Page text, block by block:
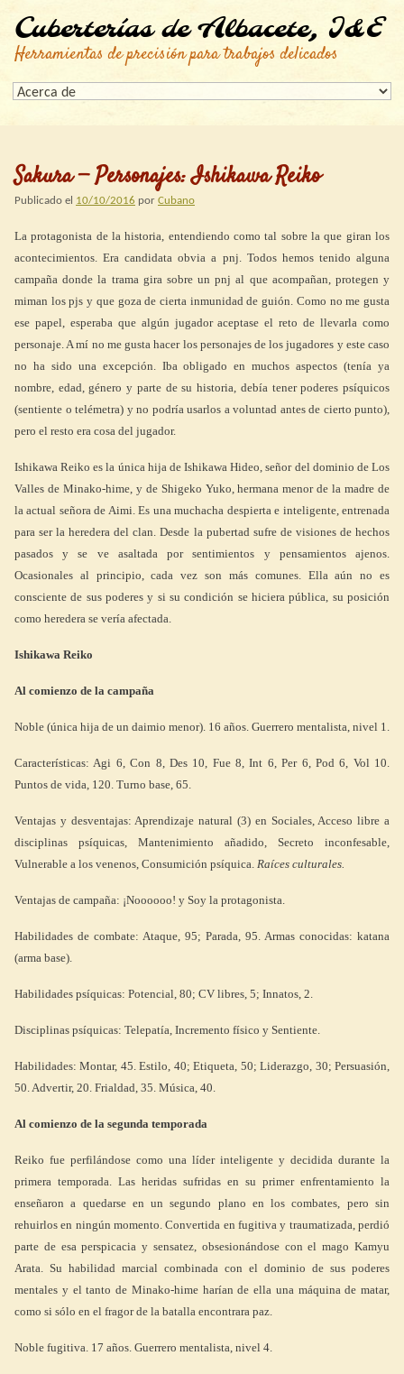
Cuberterías de Albacete, I&E
Herramientas de precisión para trabajos delicados
Sakura — Personajes: Ishikawa Reiko
Publicado el 10/10/2016 por Cubano
La protagonista de la historia, entendiendo como tal sobre la que giran los
acontecimientos. Era candidata obvia a pnj. Todos hemos tenido alguna
campaña donde la trama gira sobre un pnj al que acompañan, protegen y
miman los pjs y que goza de cierta inmunidad de guión. Como no me gusta
ese papel, esperaba que algún jugador aceptase el reto de llevarla como
personaje. A mí no me gusta hacer los personajes de los jugadores y este caso
no ha sido una excepción. Iba obligado en muchos aspectos (tenía ya
nombre, edad, género y parte de su historia, debía tener poderes psíquicos
(sentiente o telémetra) y no podría usarlos a voluntad antes de cierto punto),
pero el resto era cosa del jugador.
Ishikawa Reiko es la única hija de Ishikawa Hideo, señor del dominio de Los
Valles de Minako-hime, y de Shigeko Yuko, hermana menor de la madre de
la actual señora de Aimi. Es una muchacha despierta e inteligente, entrenada
para ser la heredera del clan. Desde la pubertad sufre de visiones de hechos
pasados y se ve asaltada por sentimientos y pensamientos ajenos.
Ocasionales al principio, cada vez son más comunes. Ella aún no es
consciente de sus poderes y si su condición se hiciera pública, su posición
como heredera se vería afectada.
Ishikawa Reiko
Al comienzo de la campaña
Noble (única hija de un daimio menor). 16 años. Guerrero mentalista, nivel 1.
Características: Agi 6, Con 8, Des 10, Fue 8, Int 6, Per 6, Pod 6, Vol 10.
Puntos de vida, 120. Turno base, 65.
Ventajas y desventajas: Aprendizaje natural (3) en Sociales, Acceso libre a
disciplinas psíquicas, Mantenimiento añadido, Secreto inconfesable,
Vulnerable a los venenos, Consumición psíquica. Raíces culturales.
Ventajas de campaña: ¡Noooooo! y Soy la protagonista.
Habilidades de combate: Ataque, 95; Parada, 95. Armas conocidas: katana
(arma base).
Habilidades psíquicas: Potencial, 80; CV libres, 5; Innatos, 2.
Disciplinas psíquicas: Telepatía, Incremento físico y Sentiente.
Habilidades: Montar, 45. Estilo, 40; Etiqueta, 50; Liderazgo, 30; Persuasión,
50. Advertir, 20. Frialdad, 35. Música, 40.
Al comienzo de la segunda temporada
Reiko fue perfilándose como una líder inteligente y decidida durante la
primera temporada. Las heridas sufridas en su primer enfrentamiento la
enseñaron a quedarse en un segundo plano en los combates, pero sin
rehuirlos en ningún momento. Convertida en fugitiva y traumatizada, perdió
parte de esa perspicacia y sensatez, obsesionándose con el mago Kamyu
Arata. Su habilidad marcial combinada con el dominio de sus poderes
mentales y el tanto de Minako-hime harían de ella una máquina de matar,
como si sólo en el fragor de la batalla encontrara paz.
Noble fugitiva. 17 años. Guerrero mentalista, nivel 4.